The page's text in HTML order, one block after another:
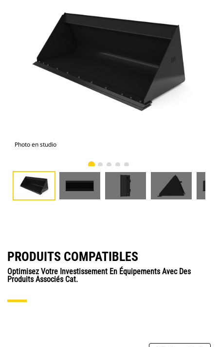
Photo en studio
PRODUITS COMPATIBLES
Optimisez Votre Investissement En Équipements Avec Des
Produits Associés Cat.